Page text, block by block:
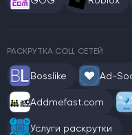
РАСКРУТКА СОЦ. СЕТЕЙ
Bosslike Ad-
Addmefast.com
Услуги раскрутки